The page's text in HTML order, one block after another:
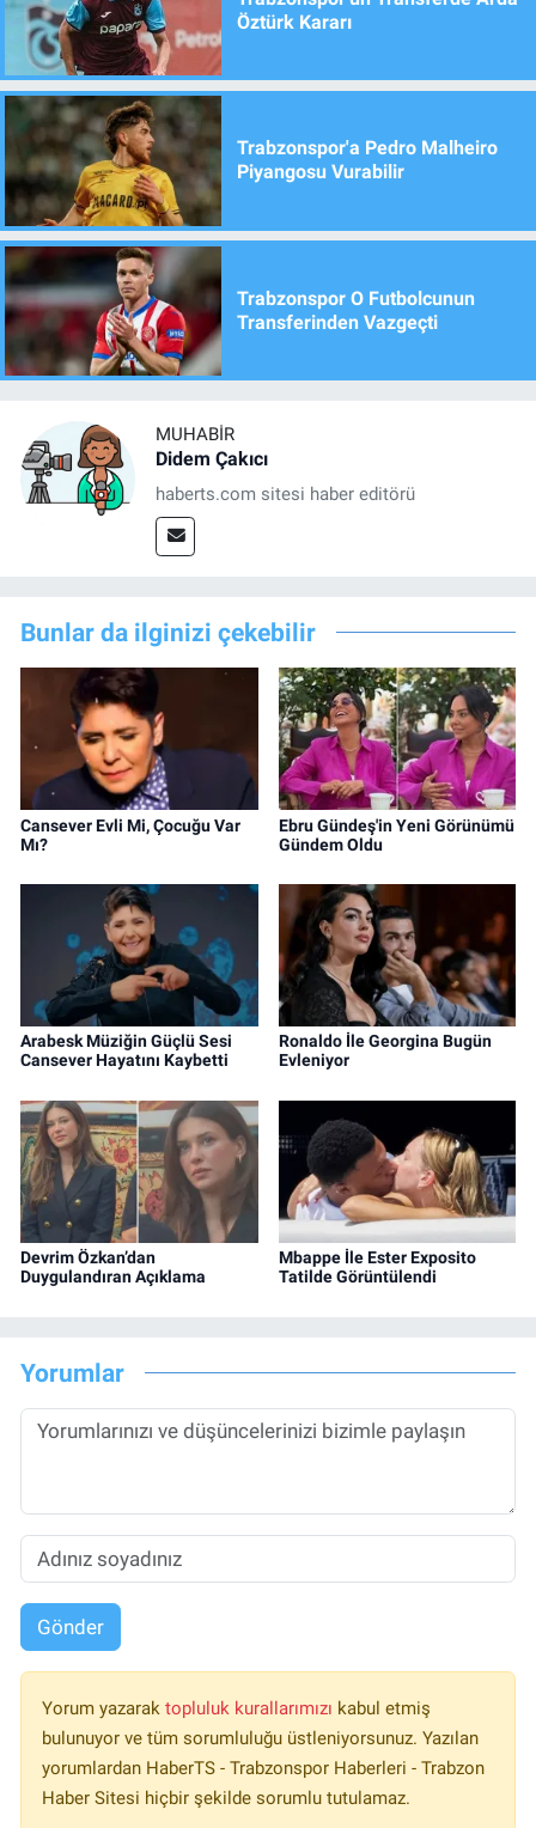
Öztürk Kararı
Trabzonspor'a Pedro Malheiro
Piyangosu Vurabilir
Trabzonspor O Futbolcunun
Transferinden Vazgeçti
MUHABIR
Didem Çakıcı
haberts.com sitesi haber editörü
Bunlar da ilginizi çekebilir
Cansever Evli Mi, Çocuğu Var
Mı?
Ebru Gündeş'in Yeni Görünümü
Gündem Oldu
Arabesk Müziğin Güçlü Sesi
Cansever Hayatını Kaybetti
Ronaldo İle Georgina Bugün
Evleniyor
Devrim Özkan’dan
Duygulandıran Açıklama
Mbappe İle Ester Exposito
Tatilde Görüntülendi
Yorumlar
Gönder
Yorum yazarak topluluk kurallarımızı kabul etmiş
bulunuyor ve tüm sorumluluğu üstleniyorsunuz. Yazılan
yorumlardan HaberTS - Trabzonspor Haberleri - Trabzon
Haber Sitesi hiçbir şekilde sorumlu tutulamaz.